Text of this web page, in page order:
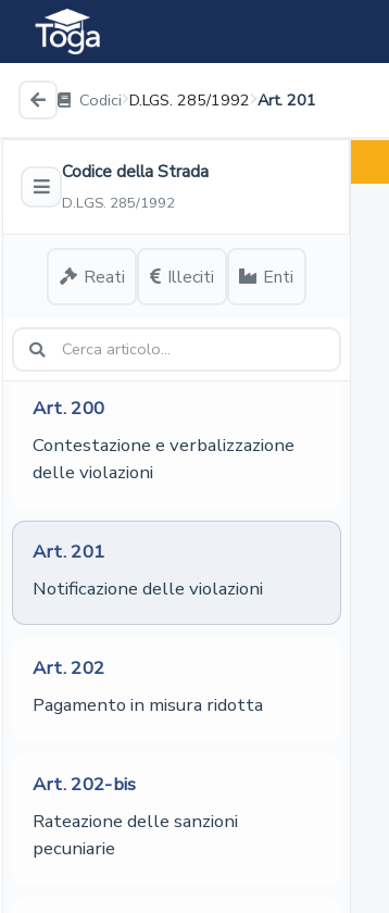
Codici D.LGS. 285/1992 Art. 201
Codice della Strada
D.LGS. 285/1992
Reati Illeciti Enti
prevedono sanzioni amministrative
pecuniarie
Disposizioni in materia di illeciti
reiterati e relative sanzioni
Art.199
Art. 200
Contestazione e verbalizzazione
delle violazioni
Art. 201
Notificazione delle violazioni
Art. 202
Pagamento in misura ridotta
Art. 202-bis
Rateazione delle sanzioni
pecuniarie